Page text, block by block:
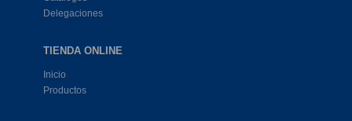
Delegaciones
TIENDA ONLINE
Inicio
Productos